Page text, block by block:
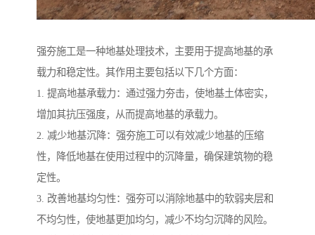
强夯施工是一种地基处理技术，主要用于提高地基的承
载力和稳定性。其作用主要包括以下几个方面：
1. 提高地基承载力：通过强力夯击，使地基土体密实，
增加其抗压强度，从而提高地基的承载力。
2. 减少地基沉降：强夯施工可以有效减少地基的压缩
性，降低地基在使用过程中的沉降量，确保建筑物的稳
定性。
3. 改善地基均匀性：强夯可以消除地基中的软弱夹层和
不均匀性，使地基更加均匀，减少不均匀沉降的风险。